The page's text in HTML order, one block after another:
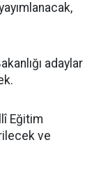
adaylar
Eğitim
ve